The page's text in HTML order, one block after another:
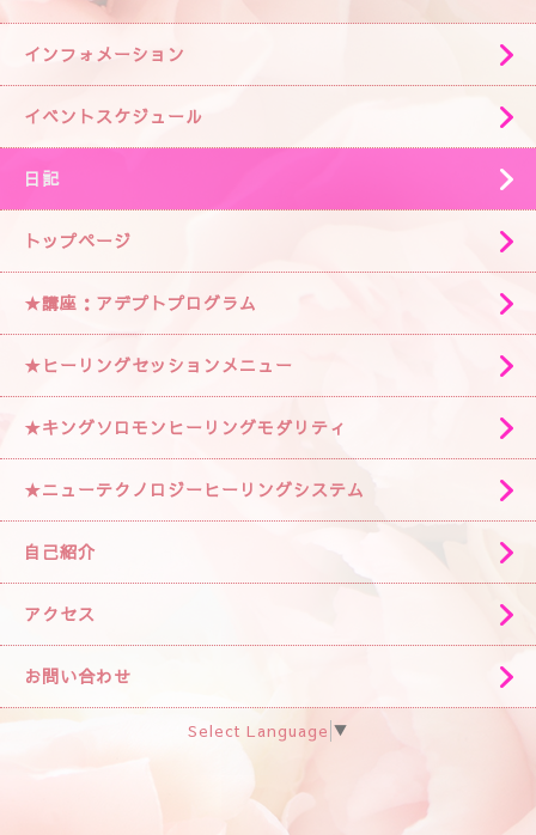
インフォメーション
イベントスケジュール
日記
トップページ
★講座：アデプトプログラム
★ヒーリングセッションメニュー
★キングソロモンヒーリングモダリティ
★ニューテクノロジーヒーリングシステム
自己紹介
アクセス
お問い合わせ
Select Language ▼